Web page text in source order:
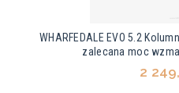
WHARFEDALE EVO 5.2
zalecana moc
2